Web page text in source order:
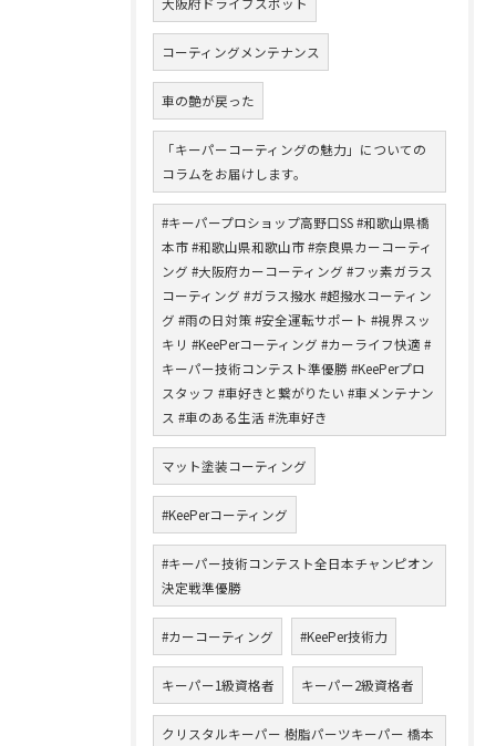
大阪府ドライブスポット
コーティングメンテナンス
車の艶が戻った
「キーパーコーティングの魅力」についての
コラムをお届けします。
#キーパープロショップ高野口SS #和歌山県橋
本市 #和歌山県和歌山市 #奈良県カーコーティ
ング #大阪府カーコーティング #フッ素ガラス
コーティング #ガラス撥水 #超撥水コーティン
グ #雨の日対策 #安全運転サポート #視界スッ
キリ #KeePerコーティング #カーライフ快適 #
キーパー技術コンテスト準優勝 #KeePerプロ
スタッフ #車好きと繋がりたい #車メンテナン
ス #車のある生活 #洗車好き
マット塗装コーティング
#KeePerコーティング
#キーパー技術コンテスト全日本チャンピオン
決定戦準優勝
#カーコーティング #KeePer技術力
キーパー1級資格者 キーパー2級資格者
クリスタルキーパー 樹脂パーツキーパー 橋本